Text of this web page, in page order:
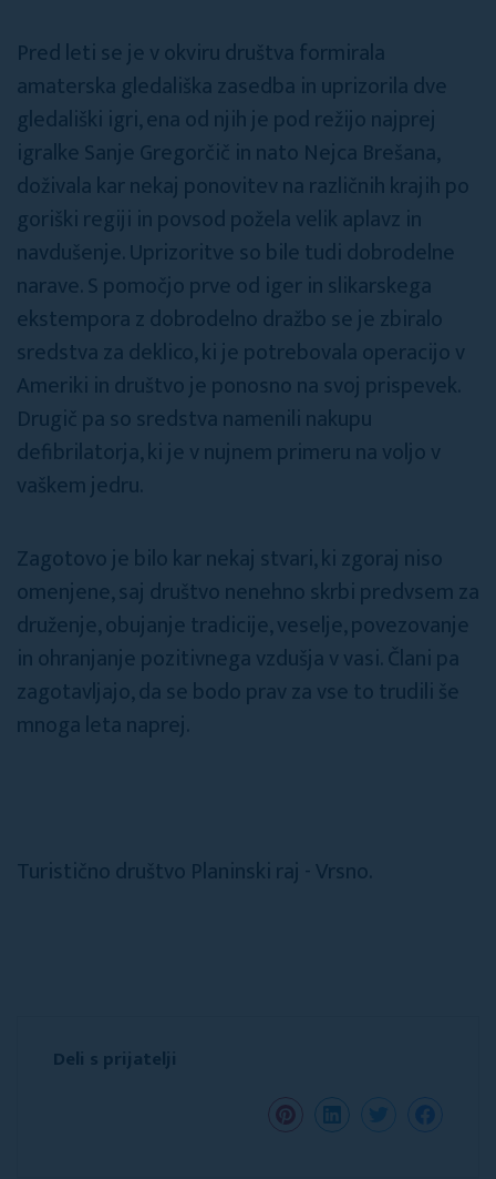
Pred leti se je v okviru društva formirala
amaterska gledališka zasedba in uprizorila dve
gledališki igri, ena od njih je pod režijo najprej
igralke Sanje Gregorčič in nato Nejca Brešana,
doživala kar nekaj ponovitev na različnih krajih po
goriški regiji in povsod požela velik aplavz in
navdušenje. Uprizoritve so bile tudi dobrodelne
narave. S pomočjo prve od iger in slikarskega
ekstempora z dobrodelno dražbo se je zbiralo
sredstva za deklico, ki je potrebovala operacijo v
Ameriki in društvo je ponosno na svoj prispevek.
Drugič pa so sredstva namenili nakupu
defibrilatorja, ki je v nujnem primeru na voljo v
vaškem jedru.
Zagotovo je bilo kar nekaj stvari, ki zgoraj niso
omenjene, saj društvo nenehno skrbi predvsem za
druženje, obujanje tradicije, veselje, povezovanje
in ohranjanje pozitivnega vzdušja v vasi. Člani pa
zagotavljajo, da se bodo prav za vse to trudili še
mnoga leta naprej.
Turistično društvo Planinski raj - Vrsno.
Deli s prijatelji